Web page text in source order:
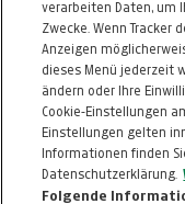
REGISTRIEREN
Passwort vergessen
FAQ HILFE
verarbeiten Daten, um
Zwecke. Wenn Tracker
Anzeigen
dieses Menü jederzeit
ändern oder Ihre
Cookie-Einstellungen
Einstellungen gelten
Informationen finden
Datenschutzerklärung.
Folgende